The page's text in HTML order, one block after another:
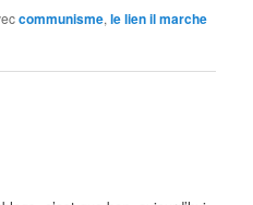
communisme,le lien il marche